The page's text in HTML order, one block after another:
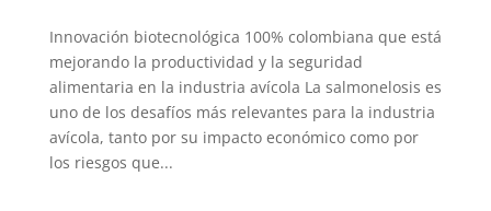
Innovación biotecnológica 100% colombiana que está
mejorando la productividad y la seguridad
alimentaria en la industria avícola La salmonelosis es
uno de los desafíos más relevantes para la industria
avícola, tanto por su impacto económico como por
los riesgos que...